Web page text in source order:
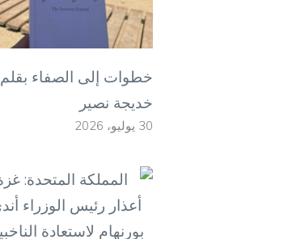
خطوات إلى الصفاء بقلم
خديجة نصير
30 يوليو، 2026